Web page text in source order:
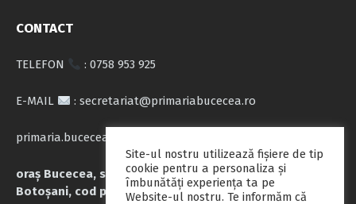
CONTACT
TELEFON : 0758 953 925
E-MAIL : secretariat@primariabucecea.ro
primaria.bucecea@yahoo.com
oraș Bucecea, str. Calea Națională nr.71, județul
Botoșani, cod poștal 717045
Site-ul nostru utilizează fişiere de tip
cookie pentru a personaliza și
îmbunătăți experiența ta pe
Website-ul nostru. Te informăm că